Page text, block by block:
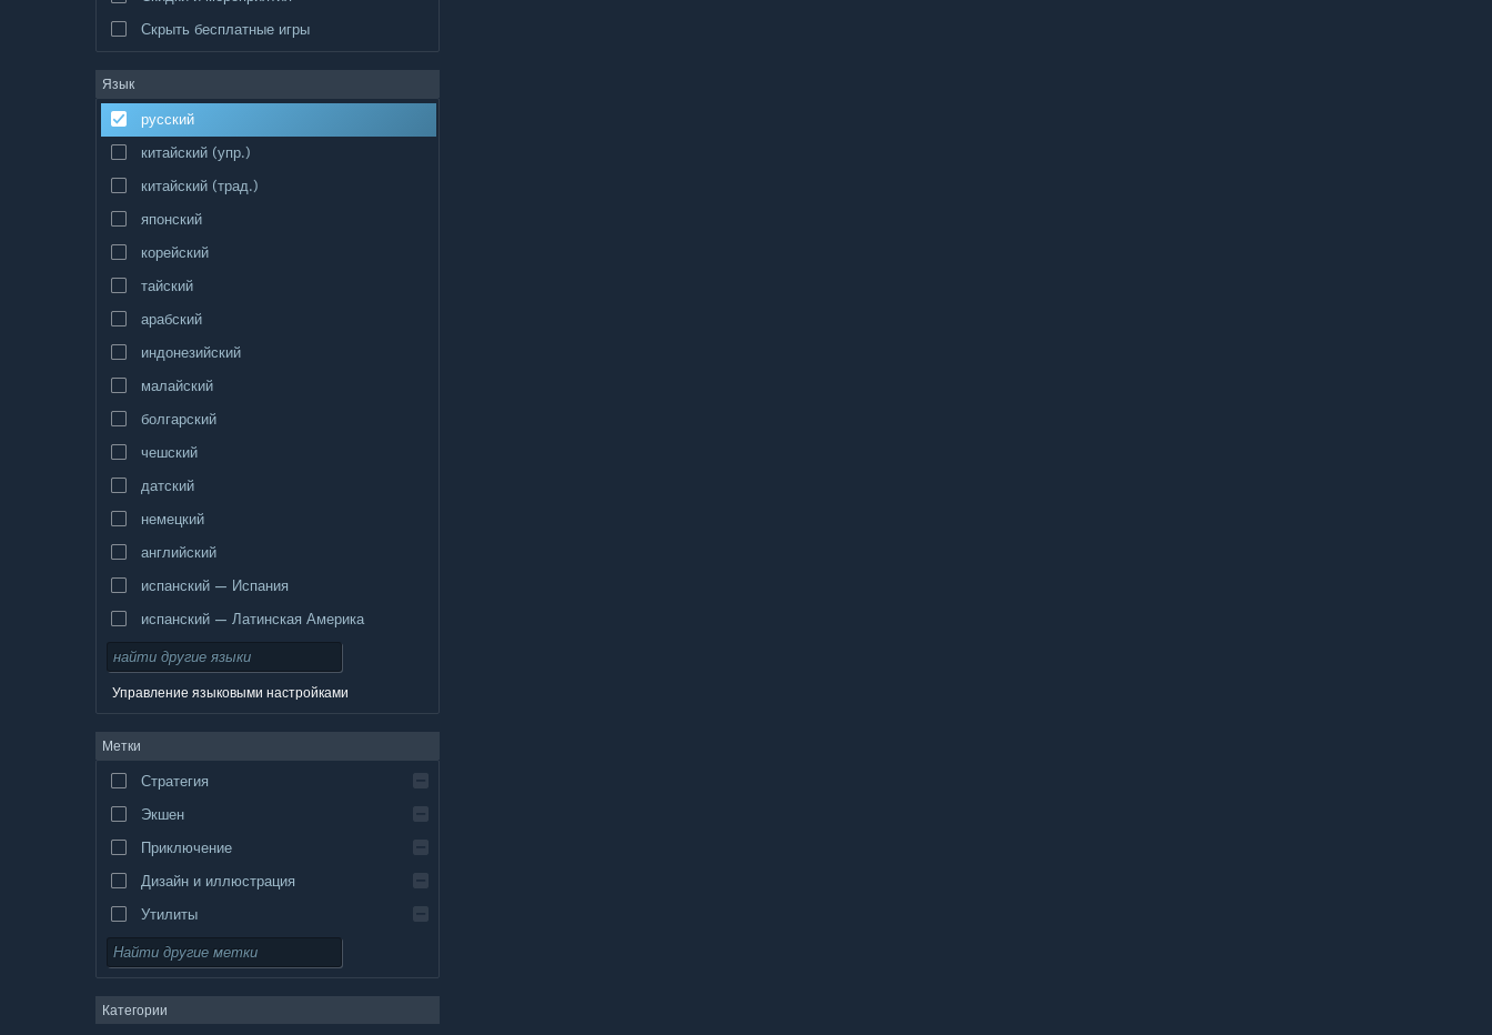
Скрыть бесплатные игры
Язык
русский
китайский (упр.)
китайский (трад.)
японский
корейский
тайский
арабский
индонезийский
малайский
болгарский
чешский
датский
немецкий
английский
испанский — Испания
испанский — Латинская Америка
Управление языковыми настройками
Метки
Стратегия
Экшен
Приключение
Дизайн и иллюстрация
Утилиты
Бесплатная игра
ММО
Категории